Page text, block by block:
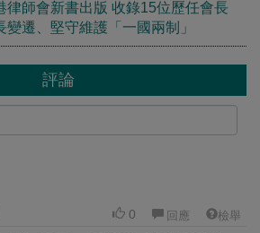
律師會新書出版 收錄15位歷任會長
遷、堅守維護「一國兩制」
評論
0 回應 檢舉